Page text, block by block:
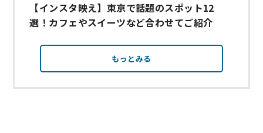
【インスタ映え】東京で話題のスポット12
選！カフェやスイーツなど合わせてご紹介
もっとみる